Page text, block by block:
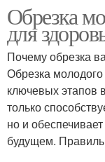
Обрезка
для
Почему обрезка
Обрезка
ключевых этапов
только
но и
будущем.